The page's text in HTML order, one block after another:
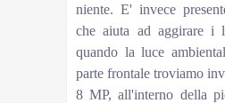
niente. E' invece
che aiuta ad aggirare i
quando la luce
parte frontale troviamo
8 MP, all'interno della